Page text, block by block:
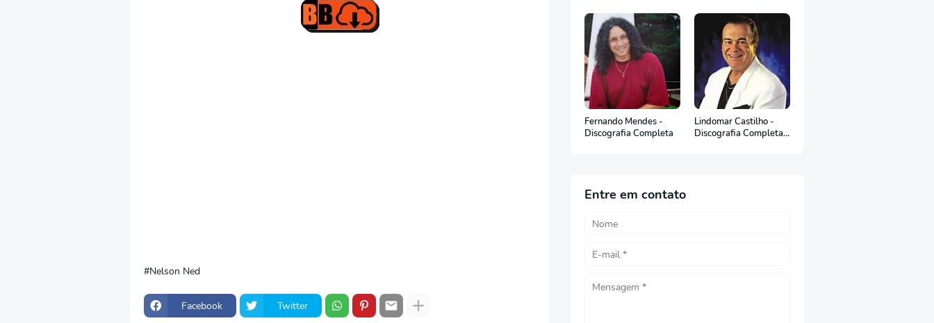
Nelson Ned
Facebook Twitter
Fernando Mendes -
Discografia Completa
Lindomar Castilho -
Discografia Completa
Entre em contato